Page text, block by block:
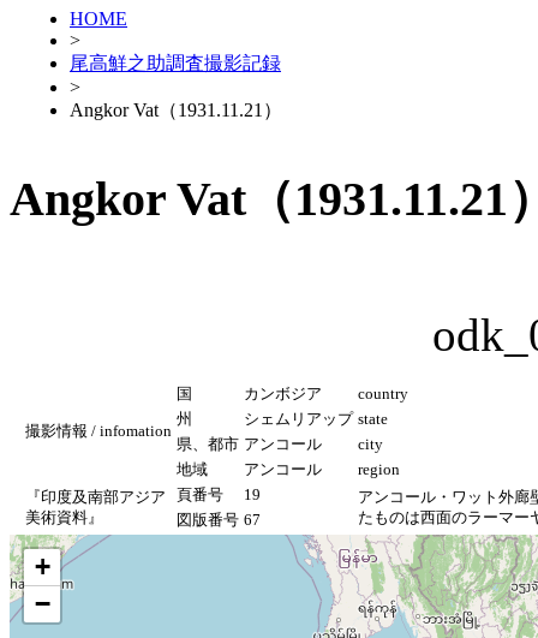
HOME
>
尾高鮮之助調査撮影記録
>
Angkor Vat（1931.11.21）
Angkor Vat（1931.11.21
撮影情報 / infomation
国 カンボジア
country
州
シェムリアップ state
県、都市 アンコール
city
地域
アンコール
region
『印度及南部アジア
美術資料』
頁番号 19
アンコール・ワット外
たものは西面のラーマー
図版番号 67
+
−